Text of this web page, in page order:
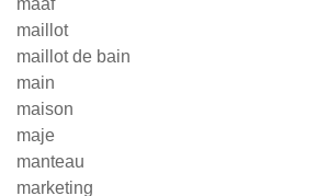
maaf
maillot
maillot de bain
main
maison
maje
manteau
marketing